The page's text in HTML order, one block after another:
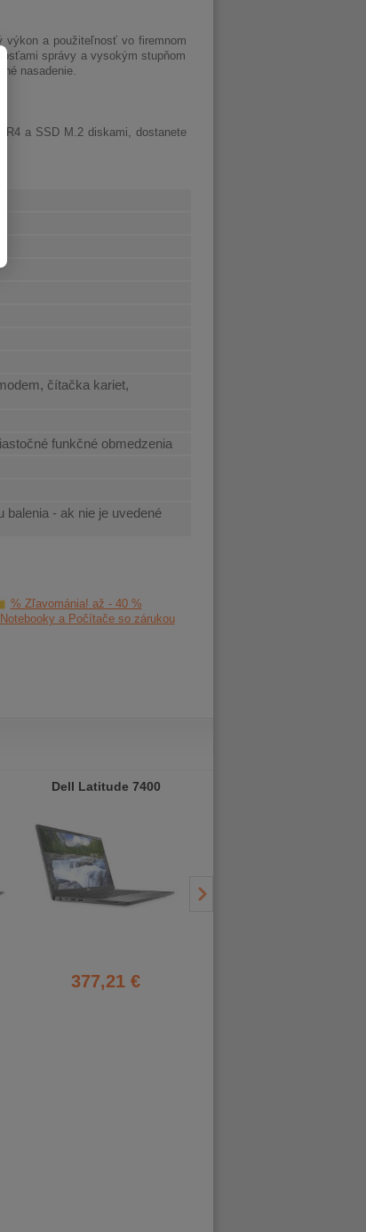
výkon a použiteľnosť vo firemnom
správy a vysokým stupňom
nasadenie.
a SSD M.2 diskami, dostanete
čítačka kariet,
funkčné obmedzenia
balenia - ak nie je uvedené
% Zľavománia! až - 40 %
Notebooky a Počítače so zárukou
Dell Latitude 7400
377,21 €